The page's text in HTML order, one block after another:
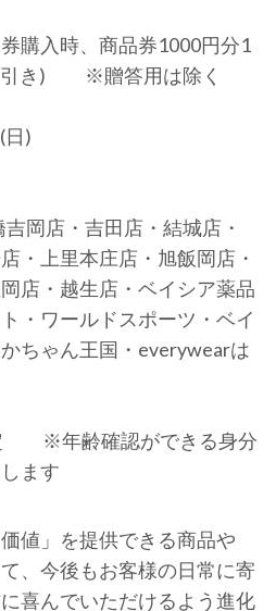
購入時、商品券1000円分1
引き) ※贈答用は除く
日)
岡店・吉田店・結城店・
・上里本庄店・旭飯岡店・
店・越生店・ベイシア薬品
・ワールドスポーツ・ベイ
ちゃん王国・everywearは
※年齢確認ができる身分
ます
値」を提供できる商品や
、今後もお客様の日常に寄
喜んでいただけるよう進化